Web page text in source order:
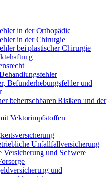
in der Orthopädie
in der Chirurgie
bei plastischer Chirurgie
Befunderhebungsfehler und
beherrschbaren Risiken und der
Vektorimpfstoffen
Unfallfallversicherung
Versicherung und Schwere
und